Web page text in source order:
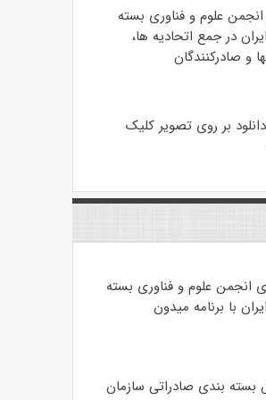
علوم و فناوری بسته
در جمع اتحادیه ها،
و صادرکنندگان
بر روی تصویر کلیک
انجمن علوم و فناوری بسته
با برنامه میدون
بسته بندی صادراتی سازمان